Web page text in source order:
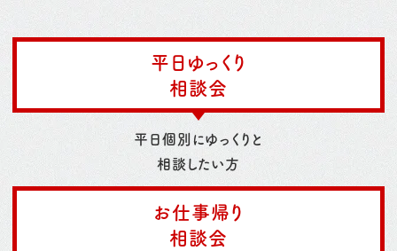
平日ゆっくり
相談会
平日個別にゆっくりと
相談したい方
お仕事帰り
相談会